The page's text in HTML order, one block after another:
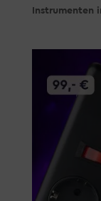
Instrumenten